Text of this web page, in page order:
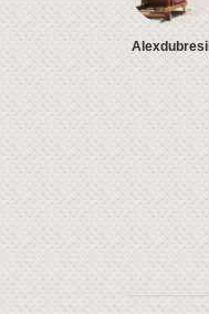
Alexdubresil